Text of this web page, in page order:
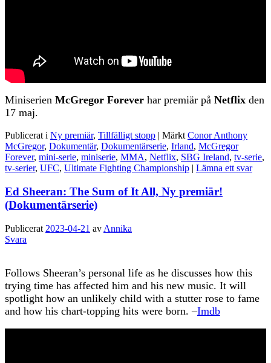
Miniserien McGregor Forever har premiär på Netflix den
17 maj.
Publicerat i Ny premiär, Tillfälligt stopp | Märkt Conor Anthony
McGregor, Dokumentär, Dokumentärserie, Irland, McGregor
Forever, mini-serie, miniserie, MMA, Netflix, SBG Ireland, tv-serie,
tv-serier, UFC, Ultimate Fighting Championship | Lämna ett svar
Ed Sheeran: The Sum of It All, Ny premiär!
(Dokumentärserie)
Publicerat 2023-04-21 av Annika
Svara
Follows Sheeran’s personal life as he discusses how this
trying time has affected him and his new music. It will
spotlight how an unlikely child with a stutter rose to fame
and how his chart-topping hits were born. –Imdb